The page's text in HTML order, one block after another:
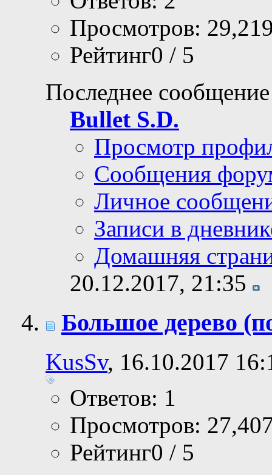
Просмотров:
Рейтинг0 / 5
Последнее
Bullet S.D.
Просмотр
Сообщения
Личное
Записи в
Домашняя
20.12.2017, 21:35
Большое дерево
KusSv, 16.10.2017
Ответов: 1
Просмотров:
Рейтинг0 / 5